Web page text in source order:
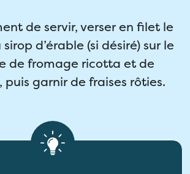
de servir, verser en filet le
d’érable (si désiré) sur le
de fromage ricotta et de
puis garnir de fraises rôties.